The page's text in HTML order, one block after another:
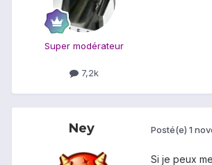
Super modérateur
7,2k
Ney Posté(e) 1
Si je peux